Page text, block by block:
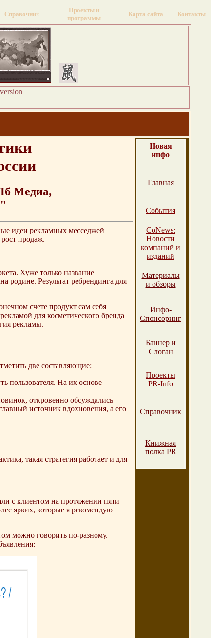
Справочник
Проекты и
программы
Карта сайта Контакты
Медиа,
идеи рекламных месседжей
продаж.
Хуже только название
родине. Результат ребрендинга для
счете продукт сам себя
для косметического бренда
рекламы.
две составляющие:
пользователя. На их основе
откровенно обсуждались
источник вдохновения, а его
такая стратегия работает и для
с клиентом на протяжении пяти
ярких, которые я рекомендую
можно говорить по-разному.
Новая
инфо
Главная
События
СоNews:
Новости
компаний и
изданий
Материалы
и обзоры
Инфо-
Спонсоринг
Баннер и
Слоган
Проекты
PR-Info
Справочник
Книжная
полка PR